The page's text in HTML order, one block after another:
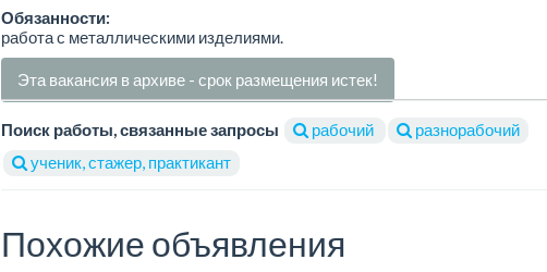
Обязанности:
работа с металлическими изделиями.
Эта вакансия в архиве - срок размещения истек!
Поиск работы, связанные запросы рабочий
разнорабочий
ученик, стажер, практикант
Похожие объявления